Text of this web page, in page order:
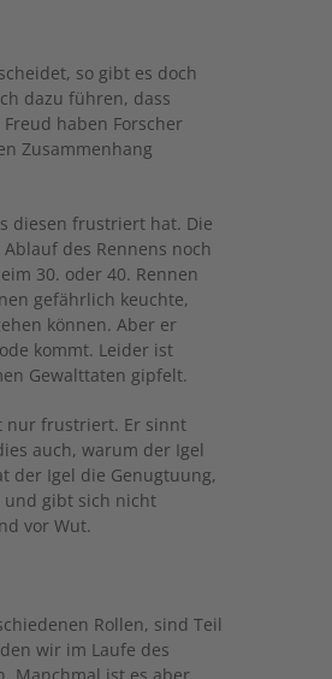
so gibt es doch
dazu führen, dass
haben Forscher
Zusammenhang
diesen frustriert hat. Die
des Rennens noch
30. oder 40. Rennen
gefährlich keuchte,
können. Aber er
kommt. Leider ist
Gewalttaten gipfelt.
nur frustriert. Er sinnt
auch, warum der Igel
der Igel die Genugtuung,
und gibt sich nicht
vor Wut.
Rollen, sind Teil
wir im Laufe des